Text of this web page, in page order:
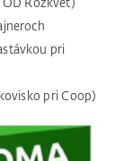
pri
pri Coop)